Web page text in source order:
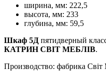
ширина, мм: 222,5
высота, мм: 233
глубина, мм: 59,5
Шкаф 5Д пятидверный
КАТРИН СВІТ МЕБЛІВ.
Производство: фабрика